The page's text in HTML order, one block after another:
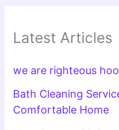
Latest Articles
we are righteous
Bath Cleaning
Comfortable Home